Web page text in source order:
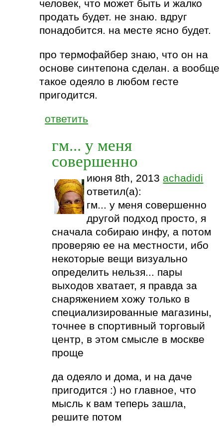
человек, что может быть и жалко
продать будет. не знаю. вдруг
понадобится. на месте ясно будет.
про термофайбер знаю, что он на
основе синтепона сделан. а вообще
такое одеяло в любом гесте
пригодится.
ответить
гм... у меня
совершенно
июня 8th, 2013 achadidi
ответил(а):
гм... у меня совершенно
другой подход просто, я
сначала собираю инфу, а потом
проверяю ее на местности, ибо
некоторые вещи визуально
определить нельзя... пары
выходов хватает, я правда за
снаряжением хожу только в
специализированные магазины,
точнее в спортивный торговый
центр, в этом смысле в москве
проще
да одеяло и дома, и на даче
пригодится :) но главное, что
мысль к вам теперь зашла,
решите потом